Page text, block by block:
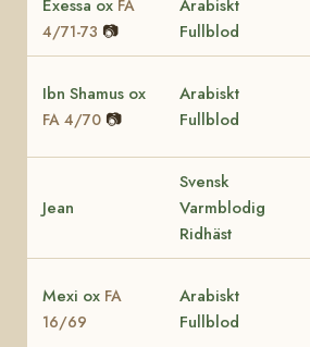
Exessa ox FA
4/71-73 📷
Arabiskt
Fullblod
Ibn Shamus ox
FA 4/70 📷
Arabiskt
Fullblod
Jean
Svensk
Varmblodig
Ridhäst
Mexi ox FA
16/69
Arabiskt
Fullblod